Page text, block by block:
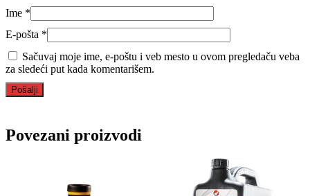
Ime *
E-pošta *
Sačuvaj moje ime, e-poštu i veb mesto u ovom pregledaču veba
za sledeći put kada komentarišem.
Povezani proizvodi